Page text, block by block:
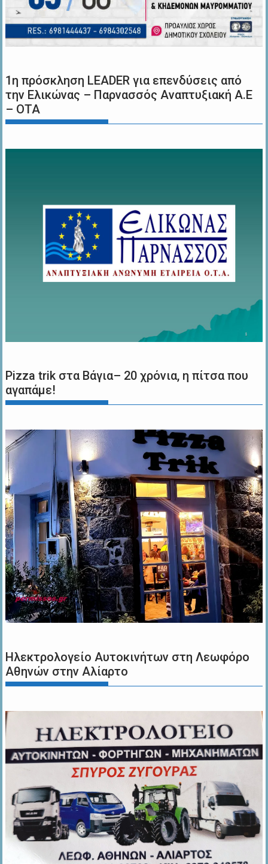
1η πρόσκληση LEADER για επενδύσεις από
την Ελικώνας – Παρνασσός Αναπτυξιακή Α.Ε
– ΟΤΑ
Pizza trik στα Βάγια– 20 χρόνια, η πίτσα που
αγαπάμε!
Ηλεκτρολογείο Αυτοκινήτων στη Λεωφόρο
Αθηνών στην Αλίαρτο